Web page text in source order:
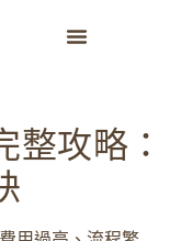
整攻略：